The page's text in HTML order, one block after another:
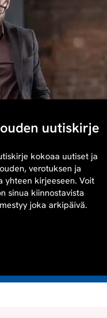
uutiskirje
kokoaa uutiset ja
verotuksen ja
yhteen kirjeeseen. Voit
sinua kiinnostavista
joka arkipäivä.